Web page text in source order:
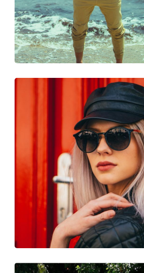
Code:
Disponible avec correction: